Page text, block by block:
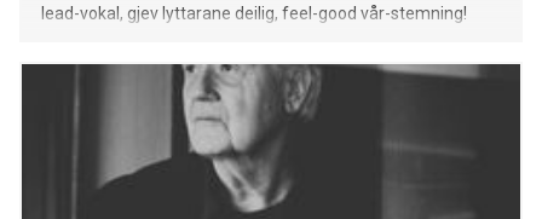
lead-vokal, gjev lyttarane deilig, feel-good vår-stemning!